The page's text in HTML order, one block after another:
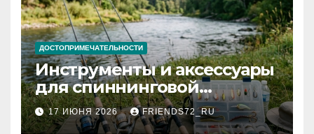
ДОСТОПРИМЕЧАТЕЛЬНОСТИ
Инструменты и аксессуары
для спиннинговой
рыбалки: назначение и
типы
17 ИЮНЯ 2026 FRIENDS72_RU